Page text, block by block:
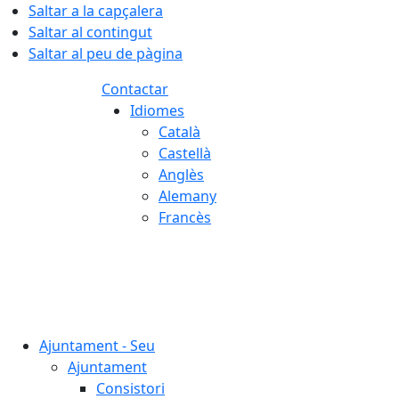
Saltar a la capçalera
Saltar al contingut
Saltar al peu de pàgina
Contactar
Idiomes
Català
Castellà
Anglès
Alemany
Francès
Ajuntament - Seu
Ajuntament
Consistori